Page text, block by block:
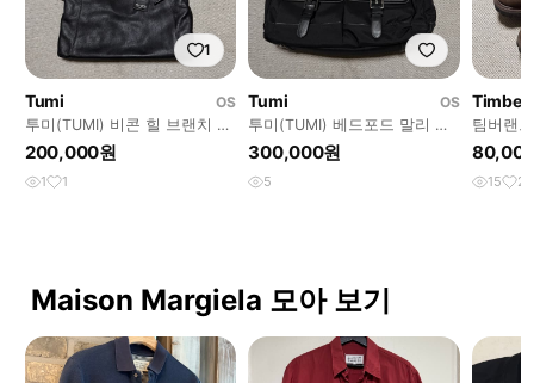
1
Tumi
OS
투미(TUMI) 비콘 힐 브랜치 슬
200,000원
1 1
Tumi
OS
투미(TUMI) 베드포드 말리 브
리프케이스 29210D
300,000원
5
팀버랜
프리미
15 2
Maison Margiela 모아 보기